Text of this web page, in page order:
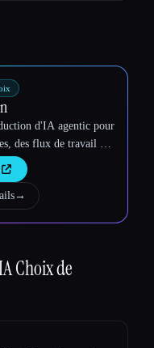
d'IA agentic pour
des flux de travail et
→
Choix de